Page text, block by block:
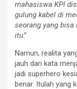
mahasiswa KPI
gulung kabel di
seorang yang
itu.”
Namun, realita
jauh dari kata
jadi superhero
benar. Itulah yang